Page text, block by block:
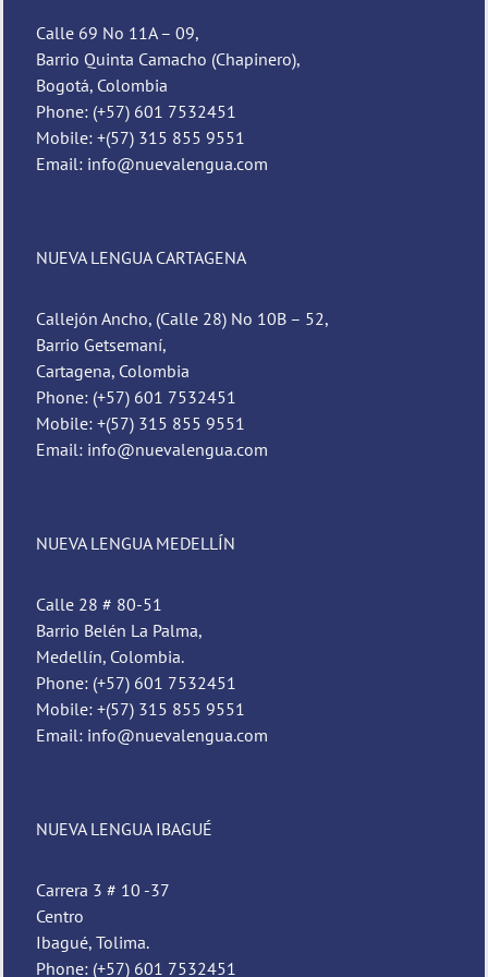
Calle 69 No 11A – 09,
Barrio Quinta Camacho (Chapinero),
Bogotá, Colombia
Phone: (+57) 601 7532451
Mobile: +(57) 315 855 9551
Email: info@nuevalengua.com
NUEVA LENGUA CARTAGENA
Callejón Ancho, (Calle 28) No 10B – 52,
Barrio Getsemaní,
Cartagena, Colombia
Phone: (+57) 601 7532451
Mobile: +(57) 315 855 9551
Email: info@nuevalengua.com
NUEVA LENGUA MEDELLÍN
Calle 28 # 80-51
Barrio Belén La Palma,
Medellín, Colombia.
Phone: (+57) 601 7532451
Mobile: +(57) 315 855 9551
Email: info@nuevalengua.com
NUEVA LENGUA IBAGUÉ
Carrera 3 # 10 -37
Centro
Ibagué, Tolima.
Phone: (+57) 601 7532451